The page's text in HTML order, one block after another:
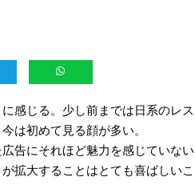
感じる。少し前までは日系のレス
は初めて見る顔が多い。
告にそれほど魅力を感じていない
拡大することはとても喜ばしいこ